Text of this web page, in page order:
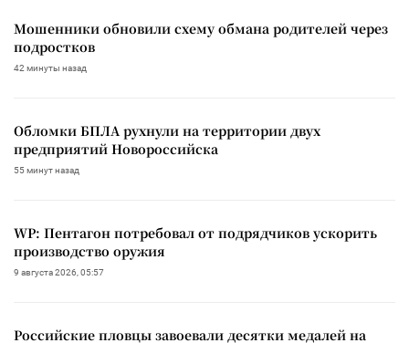
Мошенники обновили схему обмана родителей через
подростков
42 минуты назад
Обломки БПЛА рухнули на территории двух
предприятий Новороссийска
55 минут назад
WP: Пентагон потребовал от подрядчиков ускорить
производство оружия
9 августа 2026, 05:57
Российские пловцы завоевали десятки медалей на